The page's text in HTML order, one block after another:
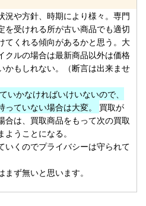
WP ワカ
28,500円
2026/01/24
魚探 未
15,000円
未使用
57,000円
況や方針、時期により様々。専門
を受けれる所が古い商品でも適切
てくれる傾向があるかと思う。大
クルの場合は最新商品以外は価格
かもしれない。（断言は出来ませ
いかなければいけいないので、
っていない場合は大変。 買取が
合は、買取商品をもって次の買取
ようことになる。
いくのでプライバシーは守られて
まず無いと思います。